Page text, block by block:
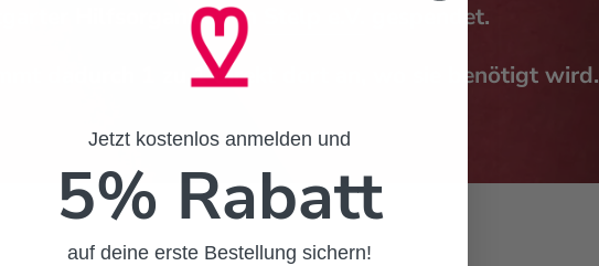
Hilfsorganisation
gespendet.
dadurch 1 zu 1 direkt dort an, wo sie benötigt wird.
Jetzt kostenlos anmelden und
5% Rabatt
auf deine erste Bestellung sichern!